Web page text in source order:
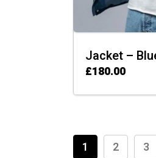
Jacket –
£180.00
1 2 3